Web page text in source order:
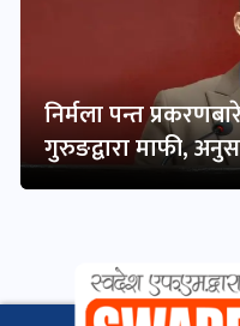
निर्मला पन्त
गुरुङद्वारा माफी,